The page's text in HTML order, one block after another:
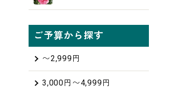
ご予算から探す
〜2,999円
3,000円〜4,999円